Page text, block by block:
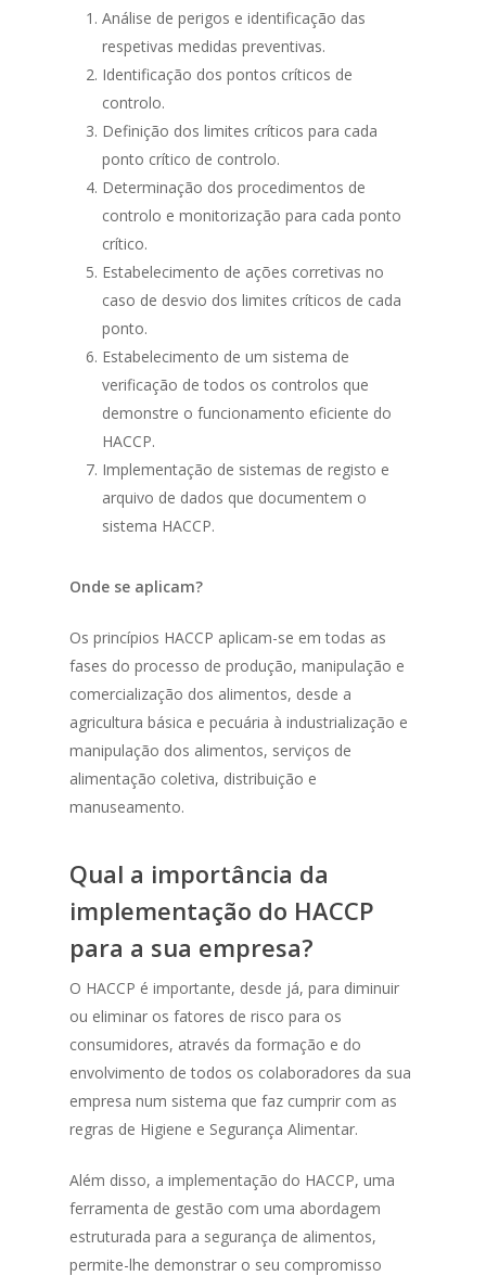
Análise de perigos e identificação das
respetivas medidas preventivas.
Identificação dos pontos críticos de
controlo.
Definição dos limites críticos para cada
ponto crítico de controlo.
Determinação dos procedimentos de
controlo e monitorização para cada ponto
crítico.
Estabelecimento de ações corretivas no
caso de desvio dos limites críticos de cada
ponto.
Estabelecimento de um sistema de
verificação de todos os controlos que
demonstre o funcionamento eficiente do
HACCP.
Implementação de sistemas de registo e
arquivo de dados que documentem o
sistema HACCP.
Onde se aplicam?
Os princípios HACCP aplicam-se em todas as
fases do processo de produção, manipulação e
comercialização dos alimentos, desde a
agricultura básica e pecuária à industrialização e
manipulação dos alimentos, serviços de
alimentação coletiva, distribuição e
manuseamento.
Qual a importância da
implementação do HACCP
para a sua empresa?
O HACCP é importante, desde já, para diminuir
ou eliminar os fatores de risco para os
consumidores, através da formação e do
envolvimento de todos os colaboradores da sua
empresa num sistema que faz cumprir com as
regras de Higiene e Segurança Alimentar.
Além disso, a implementação do HACCP, uma
ferramenta de gestão com uma abordagem
estruturada para a segurança de alimentos,
permite-lhe demonstrar o seu compromisso